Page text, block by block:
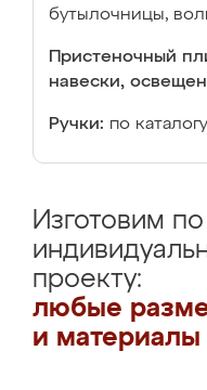
бутылочницы,
Пристеночный
навески,
Ручки: по каталогу
Изготовим по
проекту:
любые
и материалы